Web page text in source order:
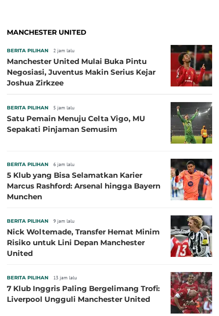
MANCHESTER UNITED
BERITA PILIHAN 2 jam lalu
Manchester United Mulai Buka Pintu
Negosiasi, Juventus Makin Serius Kejar
Joshua Zirkzee
BERITA PILIHAN 5 jam lalu
Satu Pemain Menuju Celta Vigo, MU
Sepakati Pinjaman Semusim
BERITA PILIHAN 6 jam lalu
5 Klub yang Bisa Selamatkan Karier
Marcus Rashford: Arsenal hingga Bayern
Munchen
BERITA PILIHAN 9 jam lalu
Nick Woltemade, Transfer Hemat Minim
Risiko untuk Lini Depan Manchester
United
BERITA PILIHAN 13 jam lalu
7 Klub Inggris Paling Bergelimang Trofi:
Liverpool Ungguli Manchester United